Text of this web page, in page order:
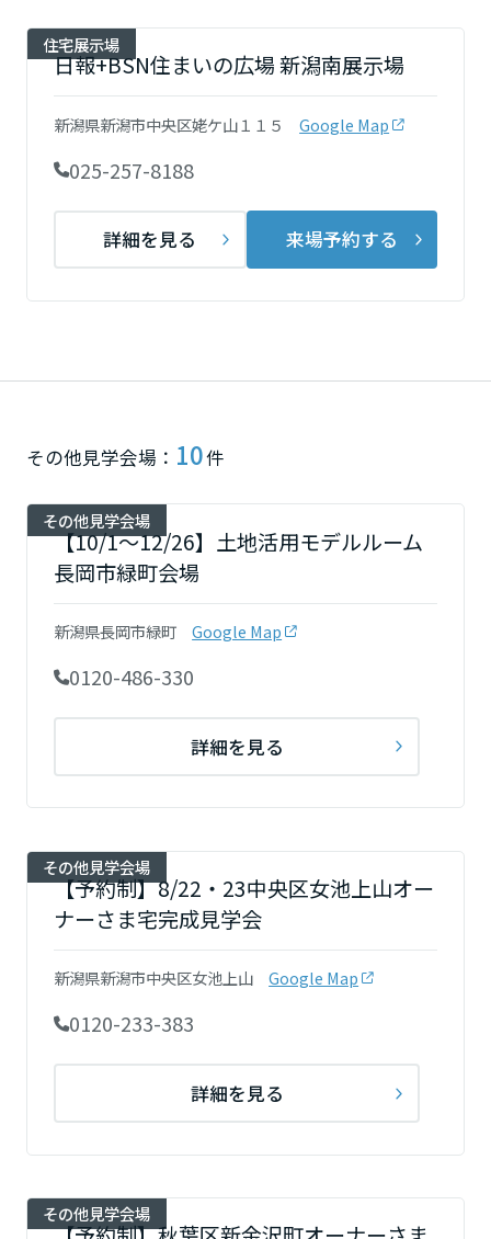
住宅展示場
日報+BSN住まいの広場 新潟南展示場
新潟県新潟市中央区姥ケ山１１５ Google Map
025-257-8188
詳細を見る 来場予約する
その他見学会場： 10件
その他見学会場
【10/1～12/26】土地活用モデルルーム
長岡市緑町会場
新潟県長岡市緑町 Google Map
0120-486-330
詳細を見る
その他見学会場
【予約制】8/22・23中央区女池上山オー
ナーさま宅完成見学会
新潟県新潟市中央区女池上山 Google Map
0120-233-383
詳細を見る
その他見学会場
山梨県
長野県
東海エリア
岐阜県
三重県
近畿エリア
滋賀県
兵庫県